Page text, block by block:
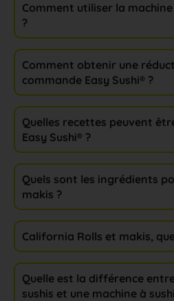
Comment utiliser la machine
?
Comment obtenir une
commande Easy Sushi® ?​
Quelles recettes peuvent
Easy Sushi® ?
Quels sont les ingrédients
makis ?​
California Rolls et makis,
Quelle est la différence
sushis et une machine à